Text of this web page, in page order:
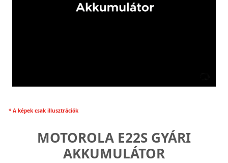
* A képek csak illusztrációk
MOTOROLA E22S GYÁRI
AKKUMULÁTOR